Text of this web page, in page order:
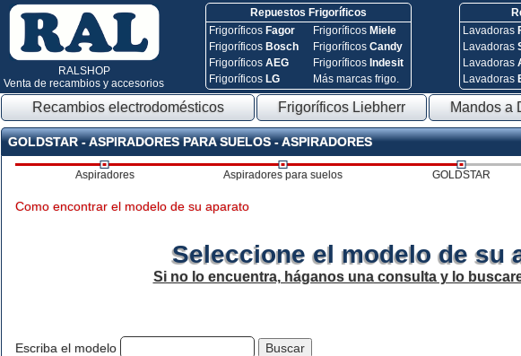
RALSHOP
Venta de recambios y accesorios
Repuestos Frigoríficos
Frigoríficos Fagor
Frigoríficos Bosch
FrigoríficosAEG
Frigoríficos LG
Frigoríficos Miele
FrigoríficosCandy
Frigoríficos Indesit
Más marcas frigo.
Lavadoras
Lavadoras
Lavadoras
Lavadoras
Recambios electrodomésticos Frigoríficos Liebherr Mandos a
GOLDSTAR - ASPIRADORES PARA SUELOS - ASPIRADORES
Aspiradores Aspiradores para suelos GOLDSTAR
Como encontrar el modelo de su aparato
Seleccione el modelo de su
Si no lo encuentra, háganos una consulta y lo
Escriba el modelo